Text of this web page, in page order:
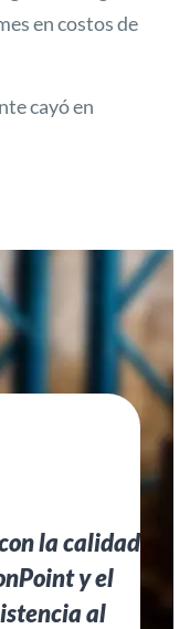
en costos de
cayó en
la calidad
y el
al